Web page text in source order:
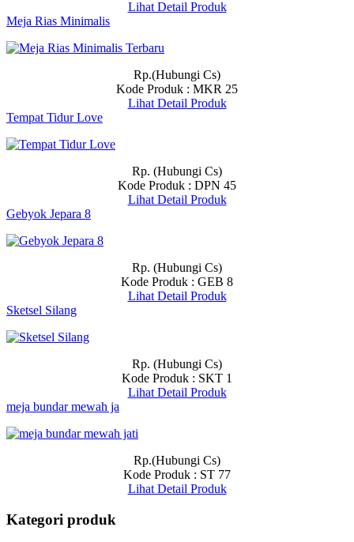
Lihat Detail Produk
Meja Rias Minimalis
Rp.(Hubungi Cs)
Kode Produk : MKR 25
Lihat Detail Produk
Tempat Tidur Love
Rp. (Hubungi Cs)
Kode Produk : DPN 45
Lihat Detail Produk
Gebyok Jepara 8
Rp. (Hubungi Cs)
Kode Produk : GEB 8
Lihat Detail Produk
Sketsel Silang
Rp. (Hubungi Cs)
Kode Produk : SKT 1
Lihat Detail Produk
meja bundar mewah ja
Rp.(Hubungi Cs)
Kode Produk : ST 77
Lihat Detail Produk
Kategori produk